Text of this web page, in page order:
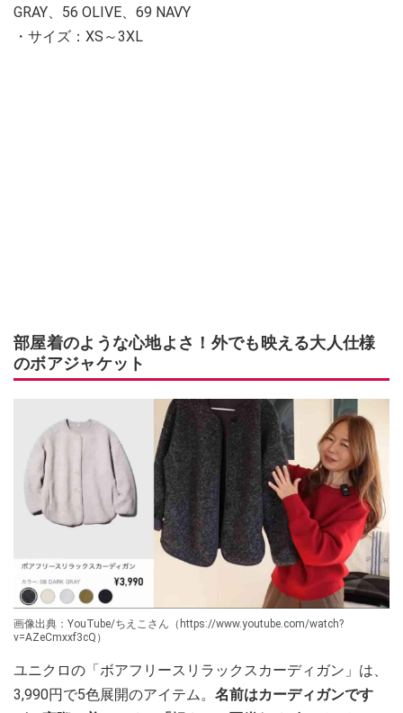
GRAY、56 OLIVE、69 NAVY
・サイズ：XS～3XL
部屋着のような心地よさ！外でも映える大人仕様
のボアジャケット
画像出典：YouTube/ちえこさん（https://www.youtube.com/watch?
v=AZeCmxxf3cQ）
ユニクロの「ボアフリースリラックスカーディガン」は、
3,990円で5色展開のアイテム。 名前はカーディガンです